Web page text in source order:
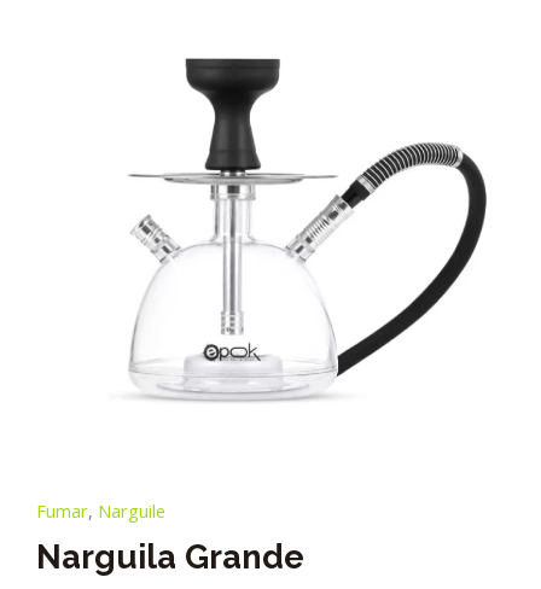
Fumar, Narguile
Narguila Grande